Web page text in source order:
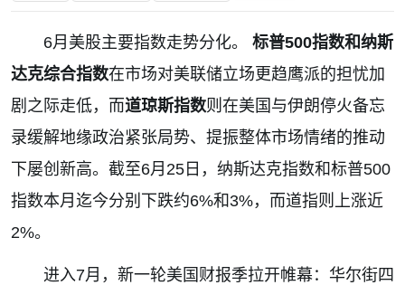
6月美股主要指数走势分化。 标普500指数和纳斯
达克综合指数在市场对美联储立场更趋鹰派的担忧加
剧之际走低，而道琼斯指数则在美国与伊朗停火备忘
录缓解地缘政治紧张局势、提振整体市场情绪的推动
下屡创新高。截至6月 25 日，纳斯达克指数和标普500
指数本月迄今分别下跌约6%和 3%，而道指则上涨近
2%。
进入7月，新一轮美国财报季拉开帷幕：华尔街四